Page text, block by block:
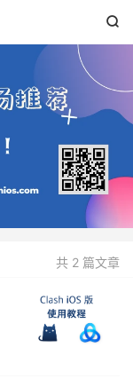

共 2 篇文章